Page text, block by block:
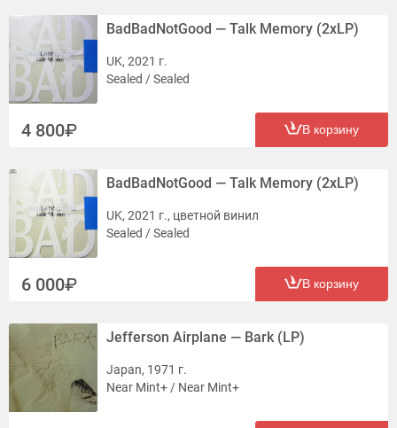
BadBadNotGood — Talk Memory (2xLP)
UK, 2021 г.
Sealed / Sealed
4 800 В корзину
BadBadNotGood — Talk Memory (2xLP)
UK, 2021 г., цветной винил
Sealed / Sealed
6 000 В корзину
Jefferson Airplane — Bark (LP)
Japan, 1971 г.
Near Mint+ / Near Mint+